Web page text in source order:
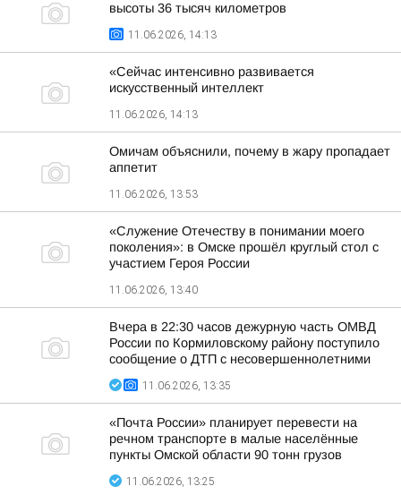
высоты 36 тысяч километров
11.06.2026, 14:13
«Сейчас интенсивно развивается
искусственный интеллект
11.06.2026, 14:13
Омичам объяснили, почему в жару пропадает
аппетит
11.06.2026, 13:53
«Служение Отечеству в понимании моего
поколения»: в Омске прошёл круглый стол с
участием Героя России
11.06.2026, 13:40
Вчера в 22:30 часов дежурную часть ОМВД
России по Кормиловскому району поступило
сообщение о ДТП с несовершеннолетними
11.06.2026, 13:35
«Почта России» планирует перевести на
речном транспорте в малые населённые
пункты Омской области 90 тонн грузов
11.06.2026, 13:25